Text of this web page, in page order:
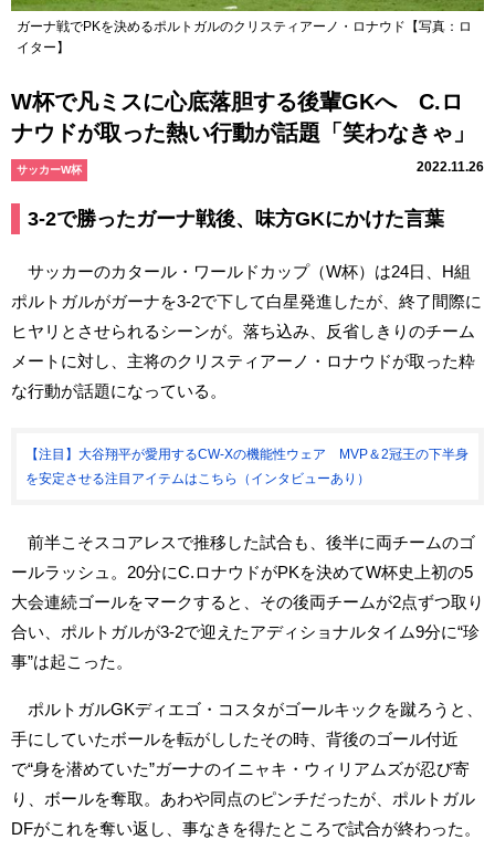
ガーナ戦でPKを決めるポルトガルのクリスティアーノ・ロナウド【写真：ロ
イター】
W杯で凡ミスに心底落胆する後輩GKへ C.ロ
ナウドが取った熱い行動が話題「笑わなきゃ」
サッカーW杯 2022.11.26
3-2で勝ったガーナ戦後、味方GKにかけた言葉
サッカーのカタール・ワールドカップ（W杯）は24日、H組
ポルトガルがガーナを3-2で下して白星発進したが、終了間際に
ヒヤリとさせられるシーンが。落ち込み、反省しきりのチーム
メートに対し、主将のクリスティアーノ・ロナウドが取った粋
な行動が話題になっている。
【注目】大谷翔平が愛用するCW-Xの機能性ウェア MVP＆2冠王の下半身
を安定させる注目アイテムはこちら（インタビューあり）
前半こそスコアレスで推移した試合も、後半に両チームのゴ
ールラッシュ。20分にC.ロナウドがPKを決めてW杯史上初の5
大会連続ゴールをマークすると、その後両チームが2点ずつ取り
合い、ポルトガルが3-2で迎えたアディショナルタイム9分に“珍
事”は起こった。
ポルトガルGKディエゴ・コスタがゴールキックを蹴ろうと、
手にしていたボールを転がししたその時、背後のゴール付近
で“身を潜めていた”ガーナのイニャキ・ウィリアムズが忍び寄
り、ボールを奪取。あわや同点のピンチだったが、ポルトガル
DFがこれを奪い返し、事なきを得たところで試合が終わった。